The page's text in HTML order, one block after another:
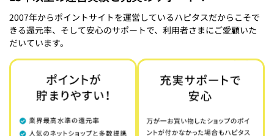
2007年からポイントサイトを運営しているハピタスだからこそで
きる還元率、そして安心のサポートで、利用者さまにご愛顧いた
だいています。